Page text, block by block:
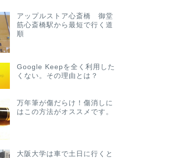
アップルストア心斎橋 御堂
筋心斎橋駅から最短で行く道
順
Google Keepを全く利用した
くない。その理由とは？
万年筆が傷だらけ！傷消しに
はこの方法がオススメです。
大阪大学は車で土日に行くと